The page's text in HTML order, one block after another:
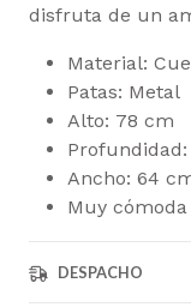
disfruta de un
Material:
Patas: Metal
Alto: 78 cm
Ancho: 64
Muy cómoda
DESPACHO